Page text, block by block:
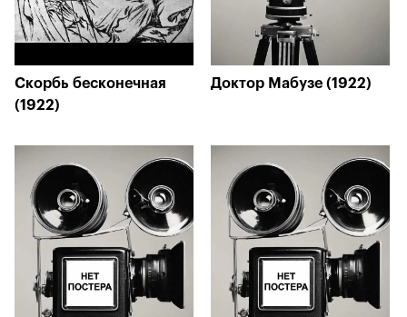
Скорбь бесконечная
(1922)
Доктор Мабузе (1922)